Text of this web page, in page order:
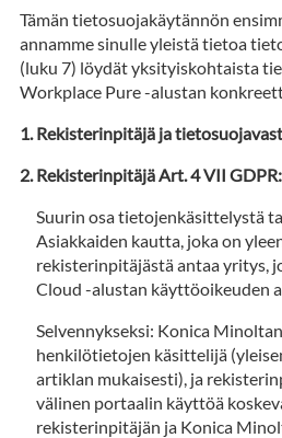
Tämän tietosuojakäytännön
annamme sinulle yleistä tietoa
(luku 7) löydät yksityiskohtaista
Workplace Pure -alustan
Rekisterinpitäjä ja
Rekisterinpitäjä Art. 4 VII
Suurin osa tietojenkäsittelystä
Asiakkaiden kautta, joka on
rekisterinpitäjästä antaa yritys,
Cloud -alustan käyttöoikeuden
Selvennykseksi: Konica
henkilötietojen käsittelijä
artiklan mukaisesti), ja
välinen portaalin käyttöä
rekisterinpitäjän ja Konica